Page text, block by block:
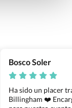
Bosco Soler
Ha sido un placer
Billingham ❤️